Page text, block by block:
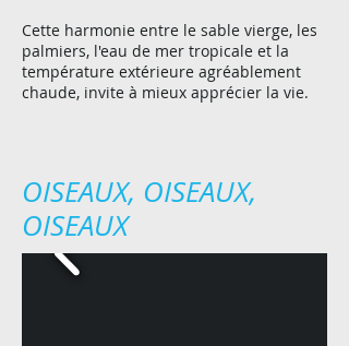
Cette harmonie entre le sable vierge, les
palmiers, l'eau de mer tropicale et la
température extérieure agréablement
chaude, invite à mieux apprécier la vie.
OISEAUX, OISEAUX,
OISEAUX